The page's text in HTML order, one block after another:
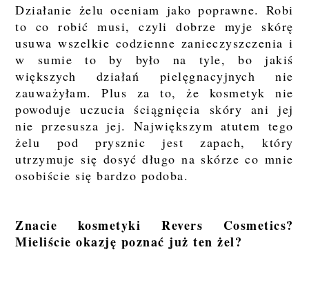
Działanie żelu oceniam jako poprawne. Robi
to co robić musi, czyli dobrze myje skórę
usuwa wszelkie codzienne zanieczyszczenia i
w sumie to by było na tyle, bo jakiś
większych działań pielęgnacyjnych nie
zauważyłam. Plus za to, że kosmetyk nie
powoduje uczucia ściągnięcia skóry ani jej
nie przesusza jej. Największym atutem tego
żelu pod prysznic jest zapach, który
utrzymuje się dosyć długo na skórze co mnie
osobiście się bardzo podoba.
Znacie kosmetyki Revers Cosmetics?
Mieliście okazję poznać już ten żel?